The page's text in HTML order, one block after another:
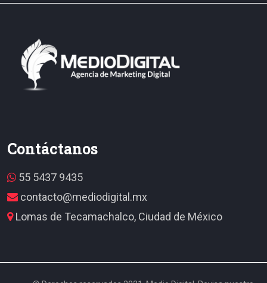
Contáctanos
55 5437 9435
contacto@mediodigital.mx
Lomas de Tecamachalco, Ciudad de México